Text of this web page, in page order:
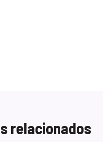
relacionados